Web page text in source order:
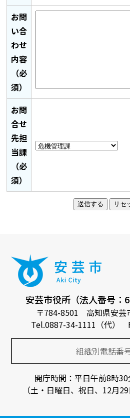
お問
い合
わせ
内容
（必
須）
お問
合せ
先担
当課
（必
須）
安芸市役所（法人番号：
〒784-8501 高知県安芸
Tel.0887-34-1111（代）
組織別電話番
開庁時間：平日午前8時
（土・日曜日、祝日、12月